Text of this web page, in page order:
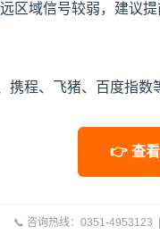
区域信号较弱，建议提
程、飞猪、百度指数
👉 查
📞 咨询热线：0351-4953123